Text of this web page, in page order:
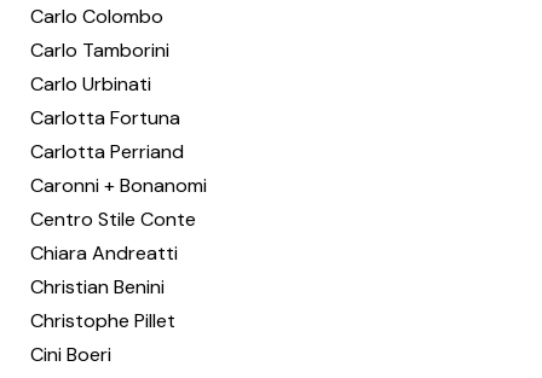
Carlo Colombo
Carlo Tamborini
Carlo Urbinati
Carlotta Fortuna
Carlotta Perriand
Caronni + Bonanomi
Centro Stile Conte
Chiara Andreatti
Christian Benini
Christophe Pillet
Cini Boeri